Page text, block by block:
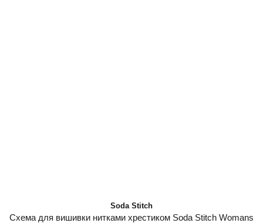
Soda Stitch
Схема для вишивки нитками хрестиком Soda Stitch Womans